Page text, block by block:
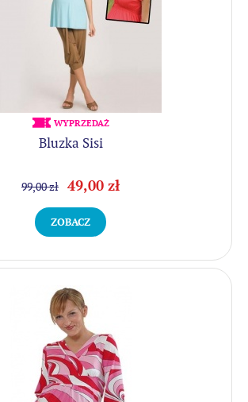
WYPRZEDAŻ
Bluzka Sisi
99,00 zł 49,00 zł
ZOBACZ